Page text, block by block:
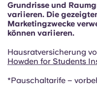
Grundrisse und
variieren. Die
Marketingzwecke
können variieren.
Hausratversicherung
Howden for Students
*Pauschaltarife –